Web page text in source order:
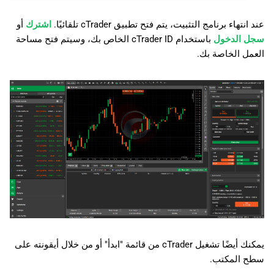
عند انتهاء برنامج التثبيت، يتم فتح تطبيق cTrader تلقائيًا. اشترك أو
سجل الدخول
باستخدام cTrader ID الخاص بك، وسيتم فتح مساحة
العمل الخاصة بك.
يمكنك أيضًا تشغيل cTrader من قائمة "ابدأ" أو من خلال أيقونته على
سطح المكتب.